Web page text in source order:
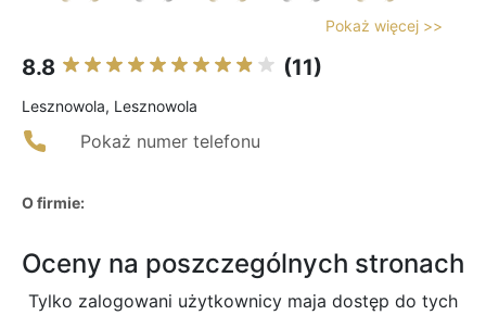
Pokaż więcej >>
8.8 (11)
Lesznowola, Lesznowola
Pokaż numer telefonu
O firmie:
Oceny na poszczególnych stronach
Tylko zalogowani użytkownicy maja dostęp do tych